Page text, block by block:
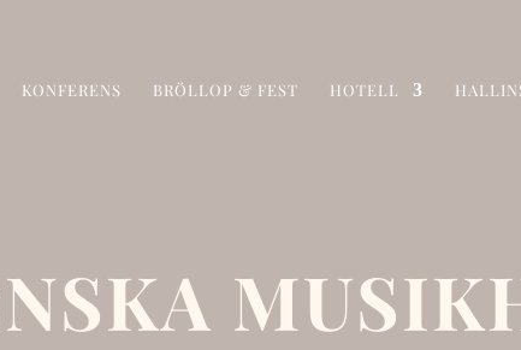
KONFERENS BRÖLLOP & FEST HOTELL